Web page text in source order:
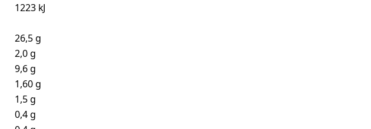
1223 kJ
26,5 g
2,0 g
9,6 g
1,60 g
1,5 g
0,4 g